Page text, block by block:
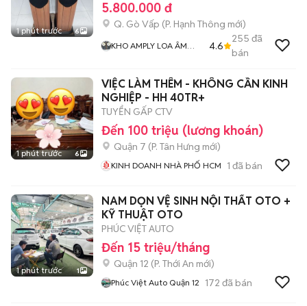
1 phút trước 6
5.800.000 đ
Q. Gò Vấp (P. Hạnh Thông mới)
KHO AMPLY LOA ÂM
4.6
255 đã
bán
1 phút trước 6
VIỆC LÀM THÊM - KHÔNG CẦN KINH
NGHIỆP - HH 40TR+
TUYỂN GẤP CTV
Đến 100 triệu (lương khoán)
Quận 7 (P. Tân Hưng mới)
KINH DOANH NHÀ PHỐ HCM 1 đã bán
1 phút trước 1
NAM DỌN VỆ SINH NỘI THẤT OTO +
KỸ THUẬT OTO
PHÚC VIỆT AUTO
Đến 15 triệu/tháng
Quận 12 (P. Thới An mới)
Phúc Việt Auto Quận 12 172 đã bán